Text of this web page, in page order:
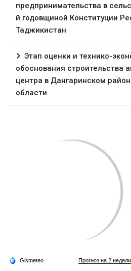
предпринимательства в
й годовщиной Конституции
Таджикистан
Этап оценки и технико-
обоснования строительства
центра в Дангаринском
области